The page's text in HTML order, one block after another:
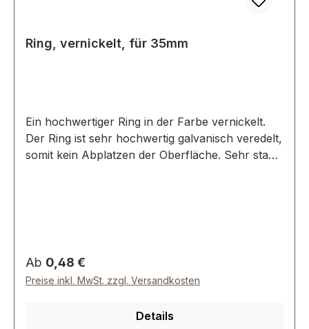
Ring, vernickelt, für 35mm
Ein hochwertiger Ring in der Farbe vernickelt.
Der Ring ist sehr hochwertig galvanisch veredelt,
somit kein Abplatzen der Oberfläche. Sehr stabil,
Regulärer Preis:
Ab 0,48 €
Preise inkl. MwSt. zzgl. Versandkosten
Details